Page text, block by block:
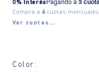
0% Interés Pagando a 3
Compra a 4cuotas
Ver cuotas...
Color: